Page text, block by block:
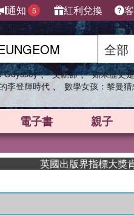
通知 5 紅利兌換
Odyssey 、 父親節 、 如果歷史
李登輝時代 、 數學女孩：黎曼猜
電子書 親子
英國出版界指標大獎肯